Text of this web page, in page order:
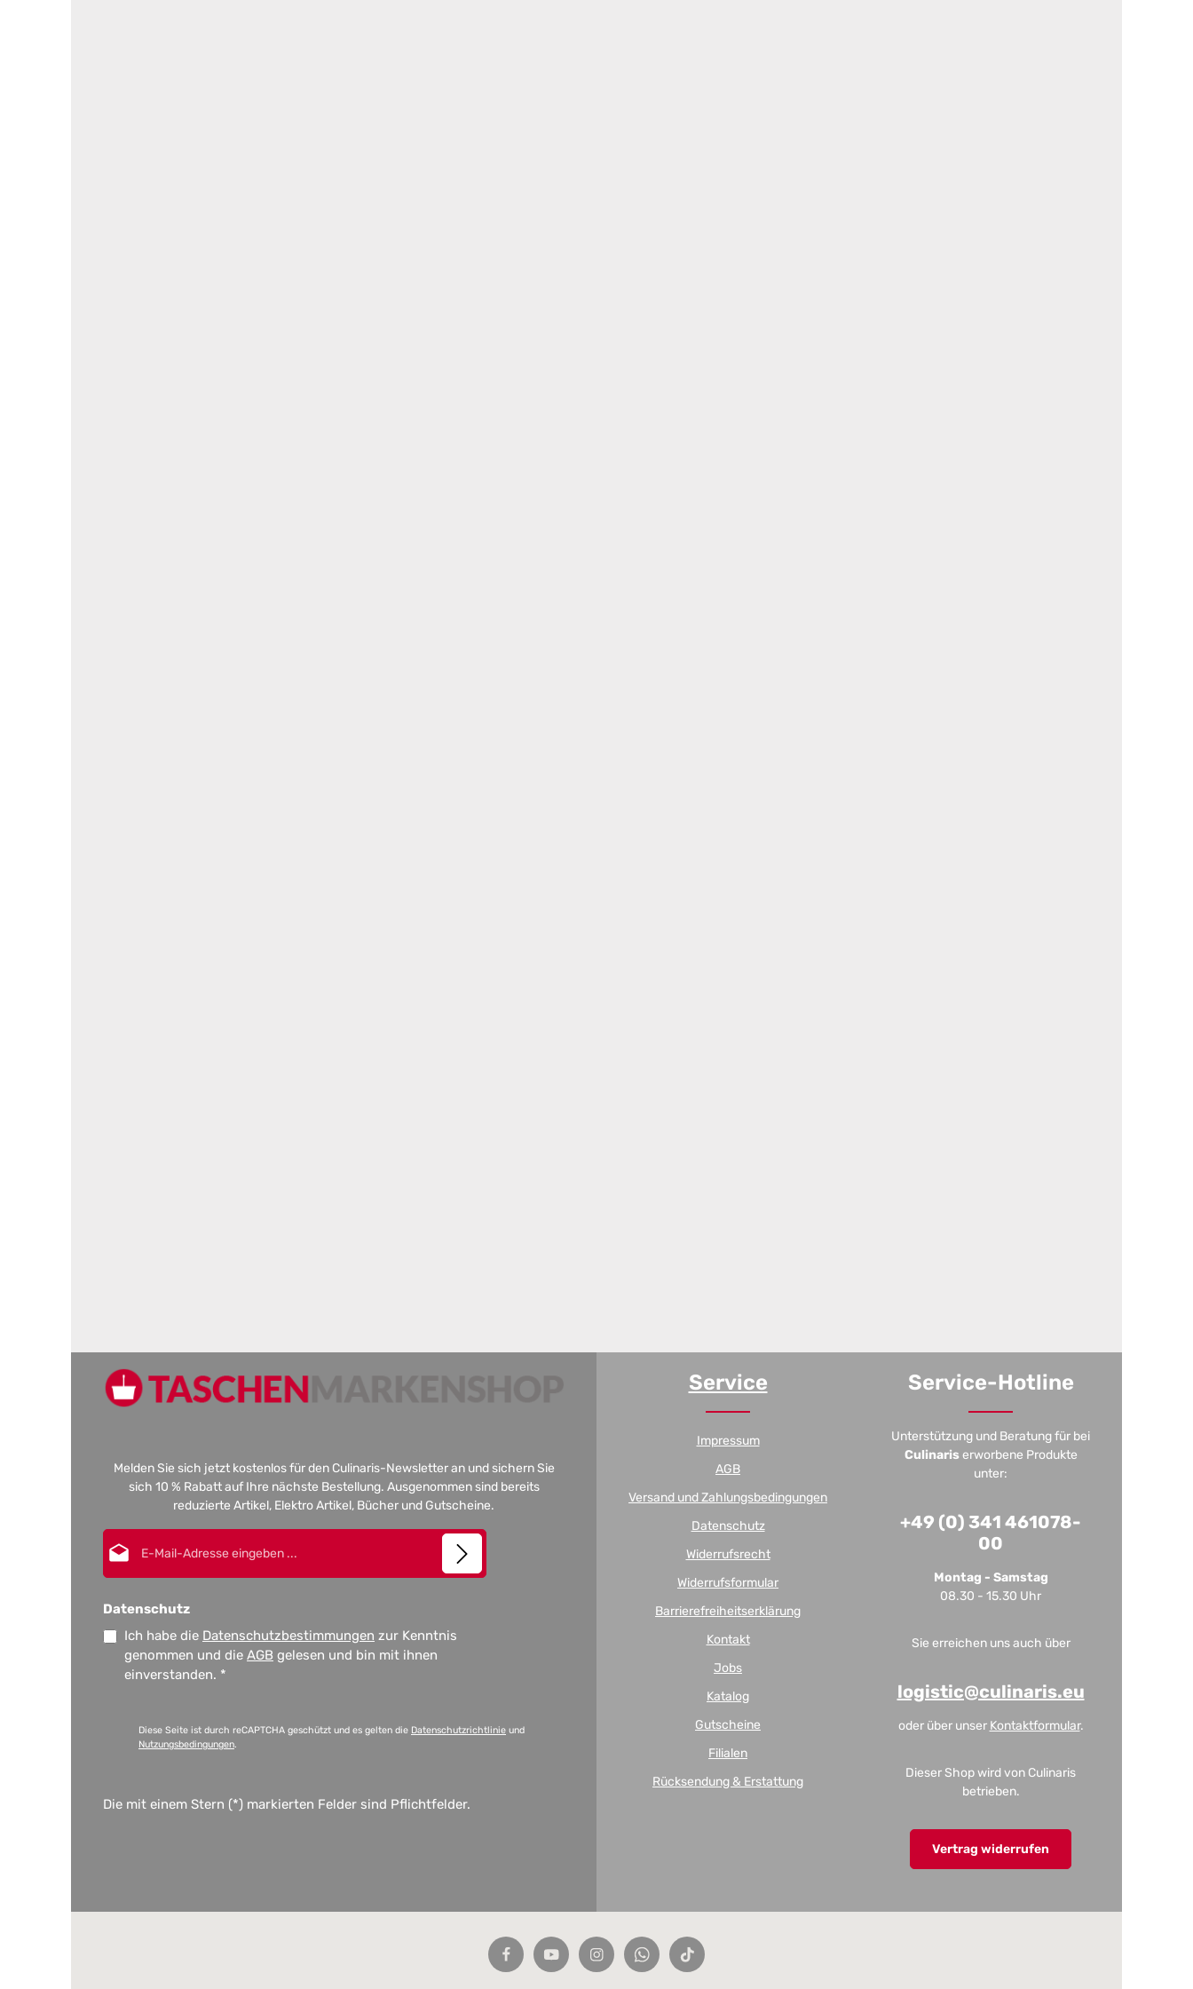
Melden Sie sich jetzt kostenlos für den Culinaris-Newsletter an und sichern Sie
sich 10 % Rabatt auf Ihre nächste Bestellung. Ausgenommen sind bereits
reduzierte Artikel, Elektro Artikel, Bücher und Gutscheine.
Datenschutz
Ich habe die Datenschutzbestimmungen zur Kenntnis
genommen und die AGB gelesen und bin mit ihnen
einverstanden. *
Diese Seite ist durch reCAPTCHA geschützt und es gelten die Datenschutzrichtlinie und
Nutzungsbedingungen.
Die mit einem Stern (*) markierten Felder sind Pflichtfelder.
Service
Impressum
AGB
Versand und Zahlungsbedingungen
Datenschutz
Widerrufsrecht
Widerrufsformular
Barrierefreiheitserklärung
Kontakt
Jobs
Katalog
Gutscheine
Filialen
Rücksendung & Erstattung
Service-Hotline
Unterstützung und Beratung für bei
Culinaris erworbene Produkte
unter:
+49 (0) 341 461078-
00
Montag - Samstag
08.30 - 15.30 Uhr
Sie erreichen uns auch über
logistic@culinaris.eu
oder über unser Kontaktformular.
Dieser Shop wird von Culinaris
betrieben.
Vertrag widerrufen